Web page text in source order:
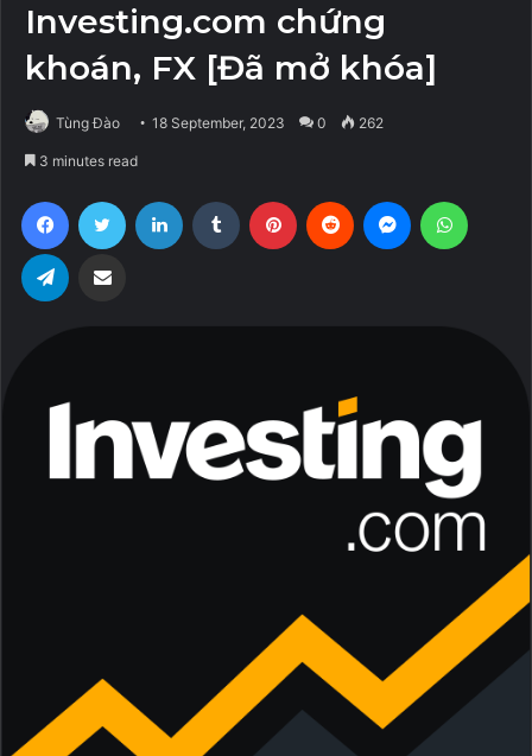
Investing.com chứng
khoán, FX [Đã mở khóa]
Tùng Đào 18 September, 2023 0 262
3 minutes read
FacebookTwitter LinkedIn Tumblr Pinterest Reddit Messenger
Telegram Share via Email